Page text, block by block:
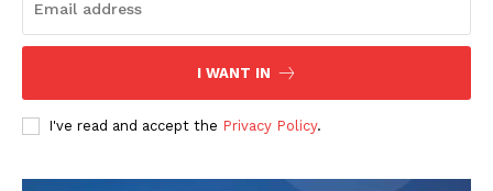
I WANT IN
I've read and accept the Privacy Policy.